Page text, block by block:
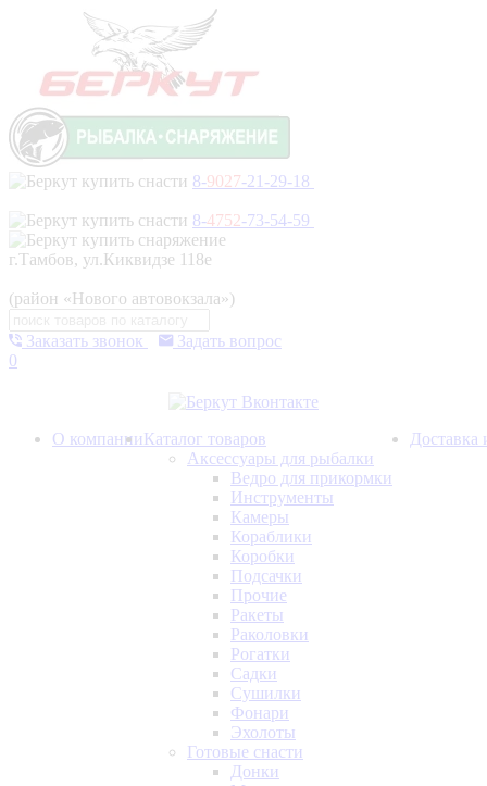
8-9027-21-29-18
8-4752-73-54-59
г.Тамбов, ул.Киквидзе 118е
(район «Нового автовокзала»)
Заказать звонок
Задать вопрос
0
О компанииКаталог товаров
Аксессуары для рыбалки
Ведро для прикормки
Инструменты
Камеры
Кораблики
Коробки
Подсачки
Прочие
Ракеты
Раколовки
Рогатки
Садки
Сушилки
Фонари
Эхолоты
Готовые снасти
Донки
Доставка